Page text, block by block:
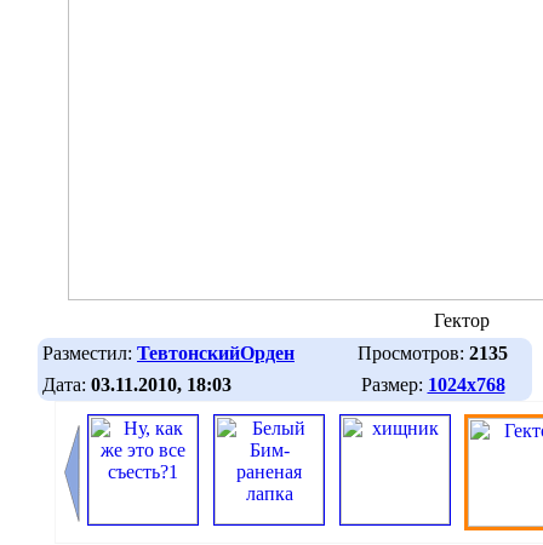
Гектор
Разместил: ТевтонскийОрден Просмотров: 2135
Дата: 03.11.2010, 18:03 Размер: 1024х768